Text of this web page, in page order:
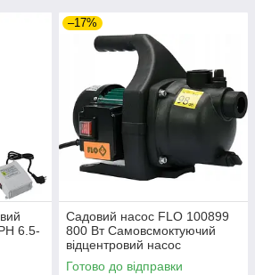
6.5-
–17%
Садовий насос FLO 100899
800 Вт Самовсмоктуючий
відцентровий насос
Готово до відправки